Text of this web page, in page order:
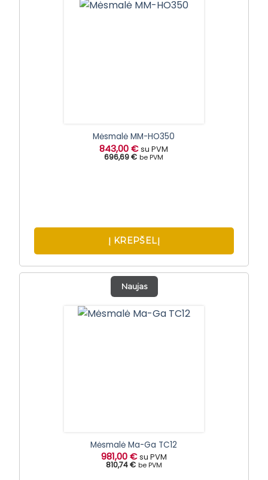
Mėsmalė MM-HO350
843,00€ su PVM
696,69 € be PVM
Į KREPŠELĮ
Naujas
Mėsmalė Ma-Ga TC12
981,00€ su PVM
810,74 € be PVM